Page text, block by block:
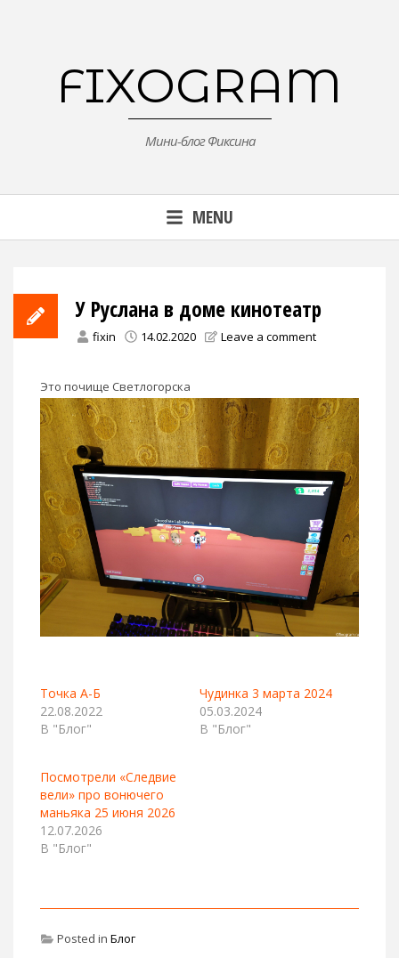
FIXOGRAM
Мини-блог Фиксина
MENU
У Руслана в доме кинотеатр
fixin 14.02.2020 Leave a comment
Это почище Светлогорска
Точка А-Б
22.08.2022
В "Блог"
Чудинка 3 марта 2024
05.03.2024
В "Блог"
Посмотрели «Следвие
вели» про вонючего
маньяка 25 июня 2026
12.07.2026
В "Блог"
Posted in Блог